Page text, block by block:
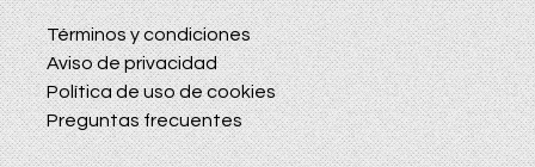
Términos y condiciones
Aviso de privacidad
Política de uso de cookies
Preguntas frecuentes